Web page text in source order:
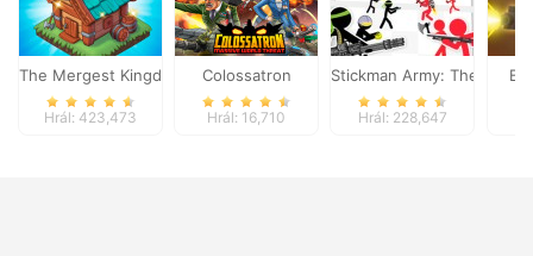
The Mergest Kingdom
Hrál: 423,473
Colossatron
Hrál: 16,710
Stickman Army: The
Hrál: 228,647